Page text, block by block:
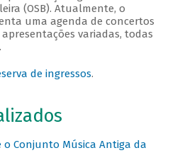
(OSB). Atualmente, o
uma agenda de concertos
variadas, todas
.
de ingressos.
o Conjunto Música Antiga da